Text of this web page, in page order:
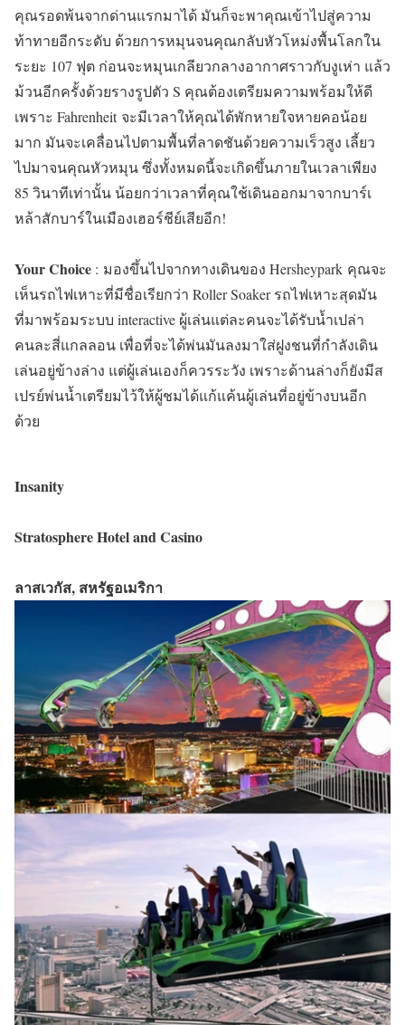
คุณรอดพ้นจากด่านแรกมาได้ มันก็จะพาคุณเข้าไปสู่ความ
ท้าทายอีกระดับ ด้วยการหมุนจนคุณกลับหัวโหม่งพื้นโลกใน
ระยะ 107 ฟุต ก่อนจะหมุนเกลียวกลางอากาศราวกับงูเห่า แล้ว
ม้วนอีกครั้งด้วยรางรูปตัว S คุณต้องเตรียมความพร้อมให้ดี
เพราะ Fahrenheit จะมีเวลาให้คุณได้พักหายใจหายคอน้อย
มาก มันจะเคลื่อนไปตามพื้นที่ลาดชันด้วยความเร็วสูง เลี้ยว
ไปมาจนคุณหัวหมุน ซึ่งทั้งหมดนี้จะเกิดขึ้นภายในเวลาเพียง
85 วินาทีเท่านั้น น้อยกว่าเวลาที่คุณใช้เดินออกมาจากบาร์เ
หล้าสักบาร์ในเมืองเฮอร์ชีย์เสียอีก!
Your Choice : มองขึ้นไปจากทางเดินของ Hersheypark คุณจะ
เห็นรถไฟเหาะที่มีชื่อเรียกว่า Roller Soaker รถไฟเหาะสุดมัน
ที่มาพร้อมระบบ interactive ผู้เล่นแต่ละคนจะได้รับน้ำเปล่า
คนละสี่แกลลอน เพื่อที่จะได้พ่นมันลงมาใส่ฝูงชนที่กำลังเดิน
เล่นอยู่ข้างล่าง แต่ผู้เล่นเองก็ควรระวัง เพราะด้านล่างก็ยังมีส
เปรย์พ่นน้ำเตรียมไว้ให้ผู้ชมได้แก้แค้นผู้เล่นที่อยู่ข้างบนอีก
ด้วย
Insanity
Stratosphere Hotel and Casino
ลาสเวกัส, สหรัฐอเมริกา